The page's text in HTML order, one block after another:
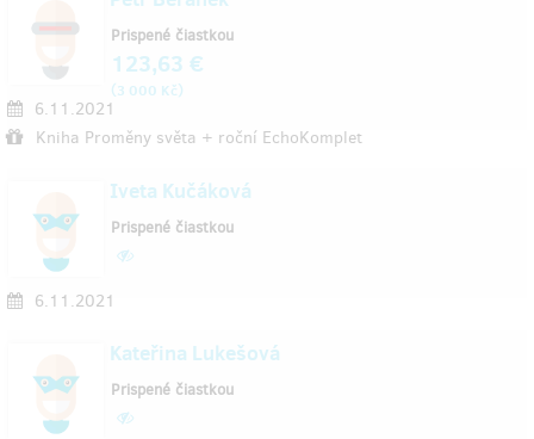
6.11.2021
Kniha Proměny světa + roční EchoKomplet
Prispené čiastkou
123,63 €
(3 000 Kč)
Iveta Kučáková
6.11.2021
Prispené čiastkou
Kateřina Lukešová
Prispené čiastkou